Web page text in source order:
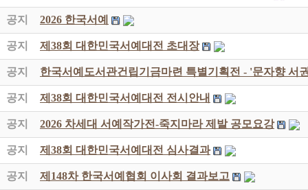
공지 2026 한국서예
공지 제38회 대한민국서예대전 초대장
공지 한국서예도서관건립기금마련 특별기획전 - '문자향 서
공지 제38회 대한민국서예대전 전시안내
공지 2026 차세대 서예작가전-죽지마라 제발 공모요강
공지 제38회 대한민국서예대전 심사결과
공지 제148차 한국서예협회 이사회 결과보고